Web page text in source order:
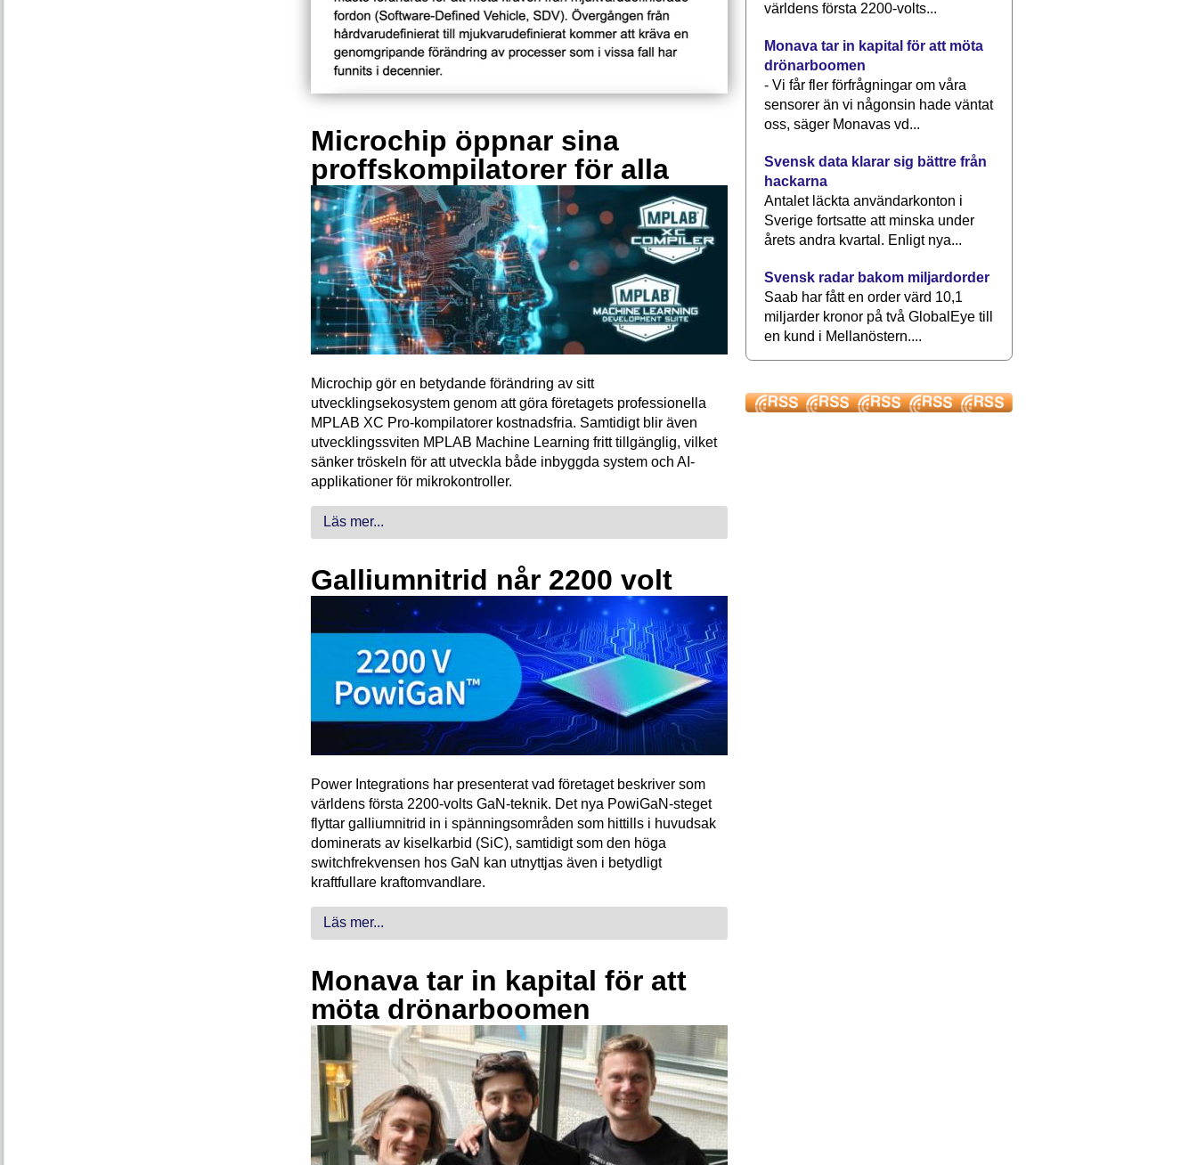
Microchip öppnar sina
proffskompilatorer för alla
Microchip gör en betydande förändring av sitt
utvecklingsekosystem genom att göra företagets professionella
MPLAB XC Pro-kompilatorer kostnadsfria. Samtidigt blir även
utvecklingssviten MPLAB Machine Learning fritt tillgänglig, vilket
sänker tröskeln för att utveckla både inbyggda system och AI-
applikationer för mikrokontroller.
Läs mer...
Galliumnitrid når 2200 volt
Power Integrations har presenterat vad företaget beskriver som
världens första 2200-volts GaN-teknik. Det nya PowiGaN-steget
flyttar galliumnitrid in i spänningsområden som hittills i huvudsak
dominerats av kiselkarbid (SiC), samtidigt som den höga
switchfrekvensen hos GaN kan utnyttjas även i betydligt
kraftfullare kraftomvandlare.
Läs mer...
Monava tar in kapital för att
möta drönarboomen
världens första 2200-volts...
Monava tar in kapital för att möta
drönarboomen
- Vi får fler förfrågningar om våra
sensorer än vi någonsin hade väntat
oss, säger Monavas vd...
Svensk data klarar sig bättre från
hackarna
Antalet läckta användarkonton i
Sverige fortsatte att minska under
årets andra kvartal. Enligt nya...
Svensk radar bakom miljardorder
Saab har fått en order värd 10,1
miljarder kronor på två GlobalEye till
en kund i Mellanöstern....